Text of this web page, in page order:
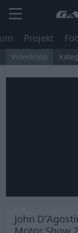
Projekt
Videoklipp
John